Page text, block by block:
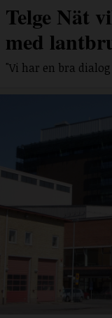
Telge Nät
med
"Vi har en bra